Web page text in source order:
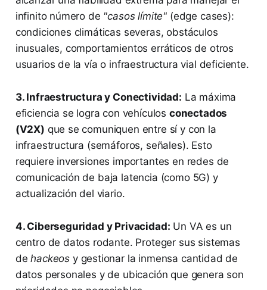
infinito número de "casos límite" (edge cases):
condiciones climáticas severas, obstáculos
inusuales, comportamientos erráticos de otros
usuarios de la vía o infraestructura vial deficiente.
3. Infraestructura y Conectividad: La máxima
eficiencia se logra con vehículos conectados
(V2X) que se comuniquen entre sí y con la
infraestructura (semáforos, señales). Esto
requiere inversiones importantes en redes de
comunicación de baja latencia (como 5G) y
actualización del viario.
4. Ciberseguridad y Privacidad: Un VA es un
centro de datos rodante. Proteger sus sistemas
dehackeos y gestionar la inmensa cantidad de
datos personales y de ubicación que genera son